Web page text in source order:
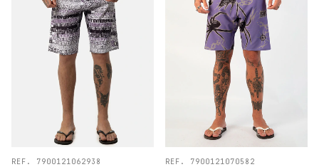
REF. 7900121062938 REF. 7900121070582